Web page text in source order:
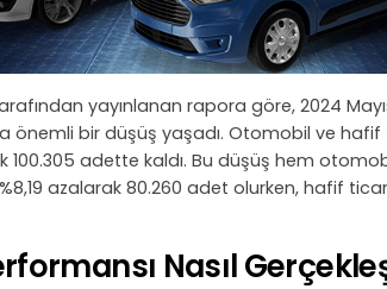
yayınlanan rapora göre, 2024
önemli bir düşüş yaşadı. Otomobil ve
100.305 adette kaldı. Bu düşüş hem
azalarak 80.260 adet olurken, hafif
Nasıl